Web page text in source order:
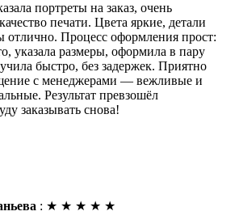
портреты на заказ, очень
печати. Цвета яркие, детали
отлично. Процесс оформления прост:
указала размеры, оформила в пару
быстро, без задержек. Приятно
с менеджерами — вежливые и
Результат превзошёл
заказывать снова!
: ★ ★ ★ ★ ★